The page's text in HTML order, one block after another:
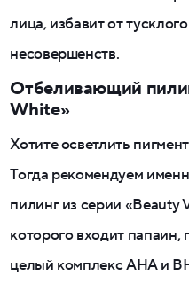
лица, избавит от
несовершенств.
Отбеливающий
White»
Хотите осветлить
Тогда рекомендуем
пилинг из серии «Beauty
которого входит папаин,
целый комплекс AHA и